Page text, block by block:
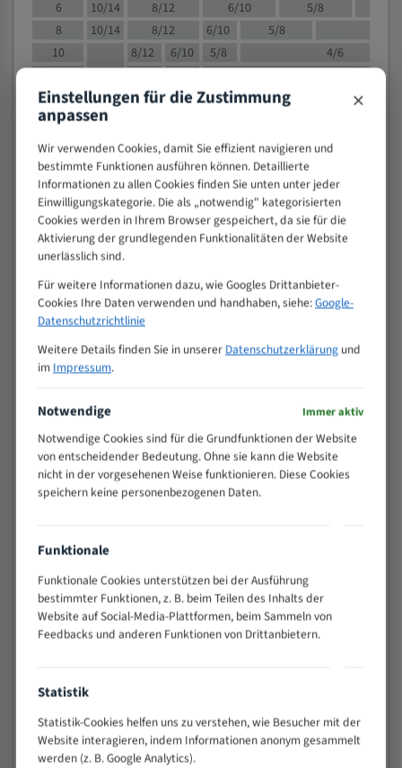
6
10/14 8/12 6/10
5/8
8
10/14 8/12 6/10 5/8
10
8/12 6/10 5/8
4/6
15
8/12 6/10
4/5
20
30
4/5
50
80
> 100
VOLLMATERIAL
M (mm)
Zoll (ZpZ))
>
25
10/14
15 - 40
8/12
25 - 50
80 - 180
3/4
130 -
350
2/3
200 -
> 500
0,75/1,25
Vorteile:
Widerstandsfähig gegen Zahnbruch auch bei
schwierigen Werkstücken (Materialmischung,
wechselnde Verbindungslängen)
Sehr geringe Vibration
Einstellungen für die Zustimmung
anpassen ×
Wir verwenden Cookies, damit Sie effizient navigieren und
bestimmte Funktionen ausführen können. Detaillierte
Informationen zu allen Cookies finden Sie unten unter jeder
Einwilligungskategorie. Die als „notwendig" kategorisierten
Cookies werden in Ihrem Browser gespeichert, da sie für die
Aktivierung der grundlegenden Funktionalitäten der Website
unerlässlich sind.
Für weitere Informationen dazu, wie Googles Drittanbieter-
Cookies Ihre Daten verwenden und handhaben, siehe:Google-
Datenschutzrichtlinie
Weitere Details finden Sie in unserer Datenschutzerklärungund
im Impressum.
Notwendige Immer aktiv
Notwendige Cookies sind für die Grundfunktionen der Website
von entscheidender Bedeutung. Ohne sie kann die Website
nicht in der vorgesehenen Weise funktionieren. Diese Cookies
speichern keine personenbezogenen Daten.
Funktionale
Funktionale Cookies unterstützen bei der Ausführung
bestimmter Funktionen, z. B. beim Teilen des Inhalts der
Website auf Social-Media-Plattformen, beim Sammeln von
Feedbacks und anderen Funktionen von Drittanbietern.
Statistik
Statistik-Cookies helfen uns zu verstehen, wie Besucher mit der
Website interagieren, indem Informationen anonym gesammelt
werden (z. B. Google Analytics).